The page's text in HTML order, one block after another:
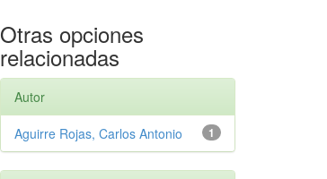
Otras opciones
relacionadas
Autor
1
Aguirre Rojas, Carlos Antonio